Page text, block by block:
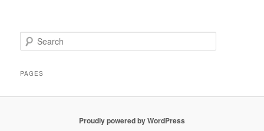
e
rPAGES
Proudly powered by WordPress